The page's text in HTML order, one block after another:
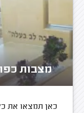
מצבות
כאן תמצאו את